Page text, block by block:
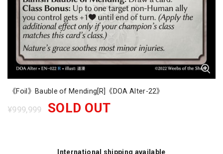
《Foil》Bauble of Mending[R]《DOA Alter-22》
¥999,999 SOLD OUT
International shipping available